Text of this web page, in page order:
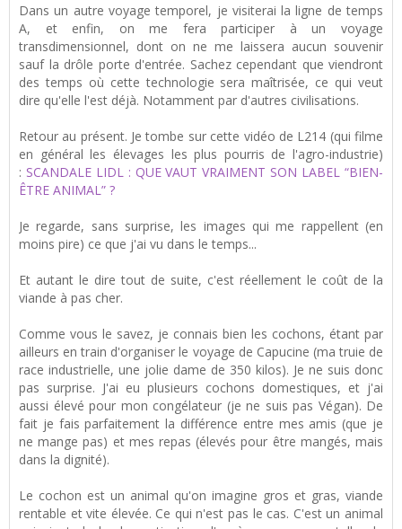
Dans un autre voyage temporel, je visiterai la ligne de temps
A, et enfin, on me fera participer à un voyage
transdimensionnel, dont on ne me laissera aucun souvenir
sauf la drôle porte d'entrée. Sachez cependant que viendront
des temps où cette technologie sera maîtrisée, ce qui veut
dire qu'elle l'est déjà. Notamment par d'autres civilisations.
Retour au présent. Je tombe sur cette vidéo de L214 (qui filme
en général les élevages les plus pourris de l'agro-industrie)
: SCANDALE LIDL : QUE VAUT VRAIMENT SON LABEL “BIEN-
ÊTRE ANIMAL” ?
Je regarde, sans surprise, les images qui me rappellent (en
moins pire) ce que j'ai vu dans le temps...
Et autant le dire tout de suite, c'est réellement le coût de la
viande à pas cher.
Comme vous le savez, je connais bien les cochons, étant par
ailleurs en train d'organiser le voyage de Capucine (ma truie de
race industrielle, une jolie dame de 350 kilos). Je ne suis donc
pas surprise. J'ai eu plusieurs cochons domestiques, et j'ai
aussi élevé pour mon congélateur (je ne suis pas Végan). De
fait je fais parfaitement la différence entre mes amis (que je
ne mange pas) et mes repas (élevés pour être mangés, mais
dans la dignité).
Le cochon est un animal qu'on imagine gros et gras, viande
rentable et vite élevée. Ce qui n'est pas le cas. C'est un animal